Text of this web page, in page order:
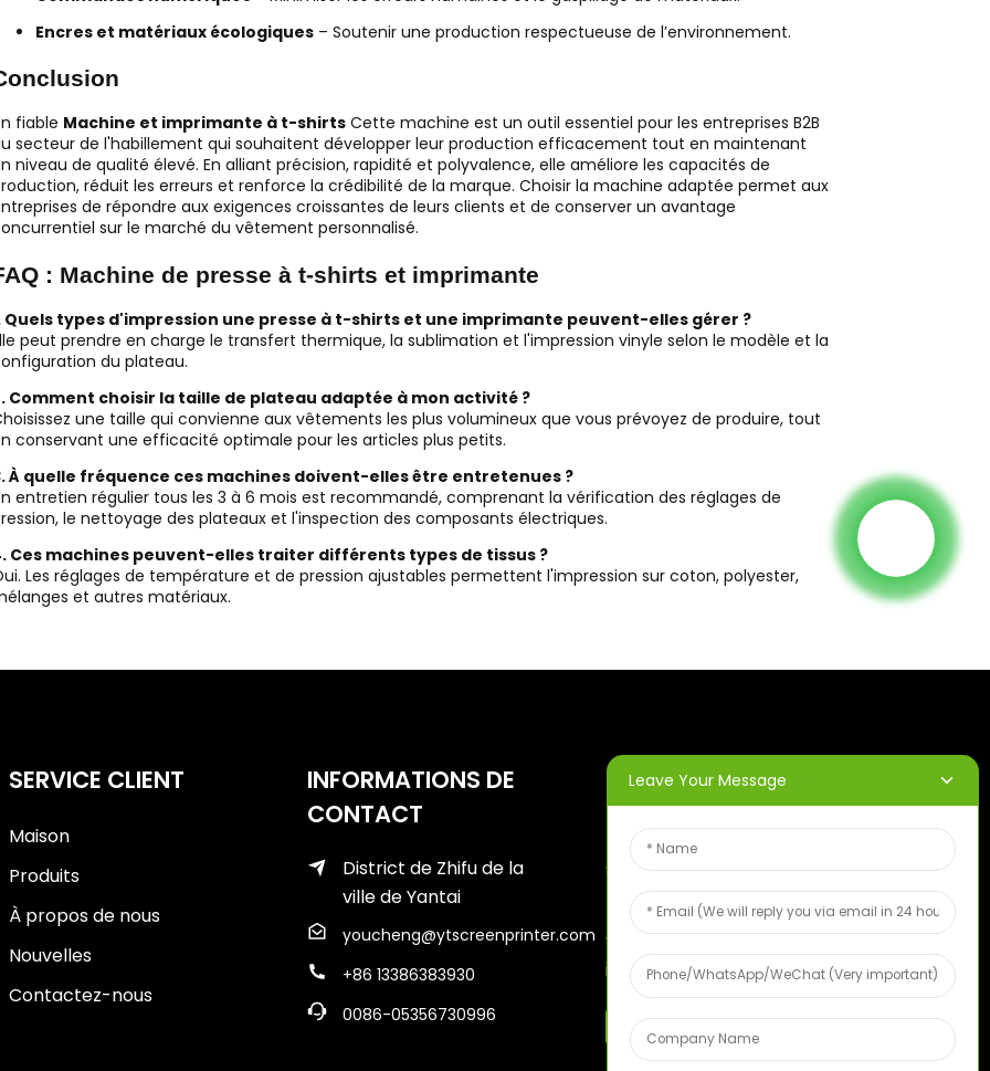
Encres et matériaux écologiques – Soutenir une production respectueuse de l’environnement.
fiable Machine et imprimante à t-shirts Cette machine est un outil essentiel pour les entreprises B2B
secteur de l'habillement qui souhaitent développer leur production efficacement tout en maintenant
niveau de qualité élevé. En alliant précision, rapidité et polyvalence, elle améliore les capacités de
réduit les erreurs et renforce la crédibilité de la marque. Choisir la machine adaptée permet aux
de répondre aux exigences croissantes de leurs clients et de conserver un avantage
sur le marché du vêtement personnalisé.
: Machine de presse à t-shirts et imprimante
Quels types d'impression une presse à t-shirts et une imprimante peuvent-elles gérer ?
peut prendre en charge le transfert thermique, la sublimation et l'impression vinyle selon le modèle et la
du plateau.
Comment choisir la taille de plateau adaptée à mon activité ?
une taille qui convienne aux vêtements les plus volumineux que vous prévoyez de produire, tout
conservant une efficacité optimale pour les articles plus petits.
À quelle fréquence ces machines doivent-elles être entretenues ?
entretien régulier tous les 3 à 6 mois est recommandé, comprenant la vérification des réglages de
le nettoyage des plateaux et l'inspection des composants électriques.
Ces machines peuvent-elles traiter différents types de tissus ?
Les réglages de température et de pression ajustables permettent l'impression sur coton, polyester,
et autres matériaux.
SERVICE CLIENT
Maison
Produits
À propos de nous
Nouvelles
Contactez-nous
INFORMATIONS DE
CONTACT
District de Zhifu de la
ville de Yantai
youcheng@ytscreenprinter.com
+86 13386383930
0086-05356730996
BULLETINS
D'INFORMATION
Saisissez votre adresse e-
mail et nous vous
enverrons les dernières
informations sur nos offres.
Échantillon De Fruits Gratuit
Leave Your Message